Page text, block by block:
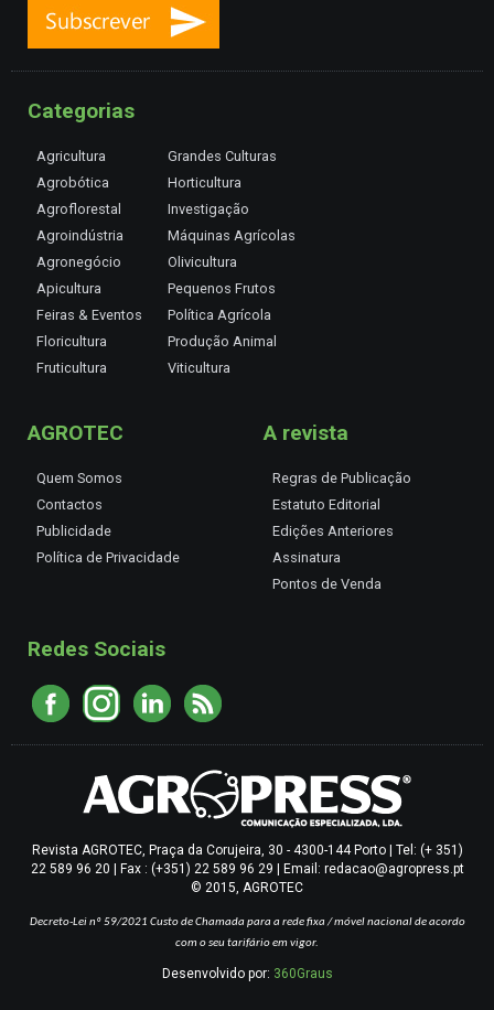
Categorias
Agricultura
Agrobótica
Agroflorestal
Agroindústria
Agronegócio
Apicultura
Feiras & Eventos
Floricultura
Fruticultura
Grandes Culturas
Horticultura
Investigação
Máquinas Agrícolas
Olivicultura
Pequenos Frutos
Política Agrícola
Produção Animal
Viticultura
AGROTEC
Quem Somos
Contactos
Publicidade
Política de Privacidade
A revista
Regras de Publicação
Estatuto Editorial
Edições Anteriores
Assinatura
Pontos de Venda
Redes Sociais
Revista AGROTEC, Praça da Corujeira, 30 - 4300-144 Porto | Tel: (+ 351)
22 589 96 20 | Fax : (+351) 22 589 96 29 | Email: redacao@agropress.pt
© 2015, AGROTEC
Decreto-Lei nº 59/2021 Custo de Chamada para a rede fixa / móvel nacional de acordo
com o seu tarifário em vigor.
Desenvolvido por: 360Graus